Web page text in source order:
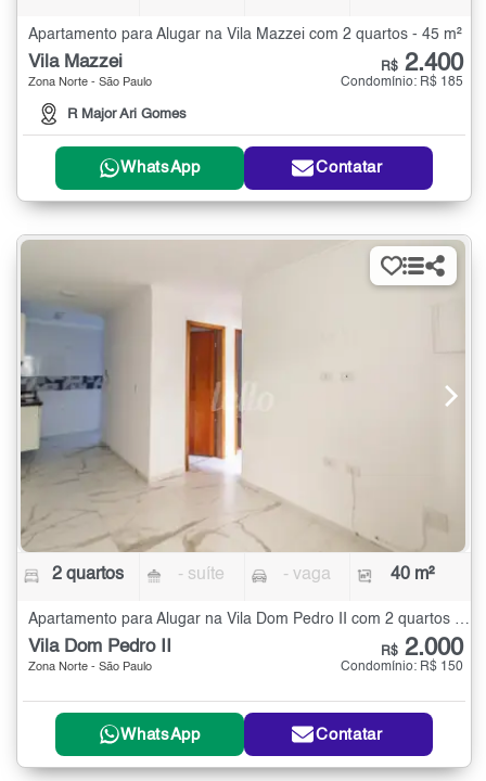
Apartamento para Alugar na Vila Mazzei com 2 quartos - 45 m²
Vila Mazzei
Zona Norte - São Paulo
R Major Ari Gomes
R$ 2.400
Condomínio: R$ 185
WhatsApp Contatar
2 quartos - suíte - vaga 40 m²
Apartamento para Alugar na Vila Dom Pedro II com 2 quartos - 40 m²
Vila Dom Pedro II
Zona Norte - São Paulo
R$ 2.000
Condomínio: R$ 150
WhatsApp Contatar